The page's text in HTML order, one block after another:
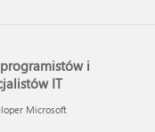
i
IT
Microsoft